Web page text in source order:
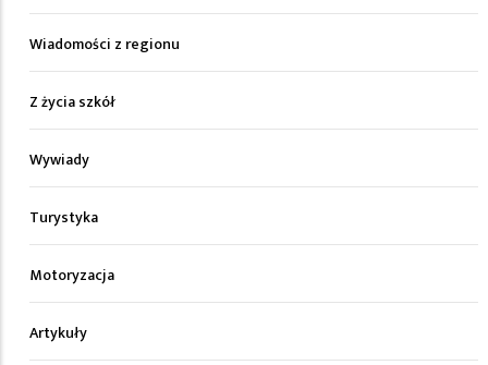
Wiadomości z regionu
Z życia szkół
Wywiady
Turystyka
Motoryzacja
Artykuły